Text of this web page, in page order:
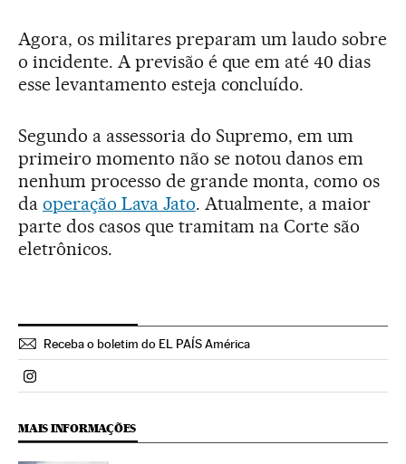
Agora, os militares preparam um laudo sobre
o incidente. A previsão é que em até 40 dias
esse levantamento esteja concluído.
Segundo a assessoria do Supremo, em um
primeiro momento não se notou danos em
nenhum processo de grande monta, como os
da operação Lava Jato. Atualmente, a maior
parte dos casos que tramitam na Corte são
eletrônicos.
Receba o boletim do EL PAÍS América
Politica El País Brasil en Instagram
MAIS INFORMAÇÕES